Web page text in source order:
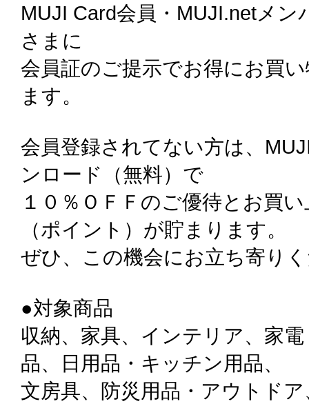
MUJI Card会員・MUJI.netメン
さまに
会員証のご提示でお得にお買
ます。
会員登録されてない方は、
ンロード（無料）で
１０％ＯＦＦのご優待とお買
（ポイント）が貯まります。
ぜひ、この機会にお立ち寄り
●対象商品
収納、家具、インテリア、家
品、日用品・キッチン用品、
文房具、防災用品・アウトド